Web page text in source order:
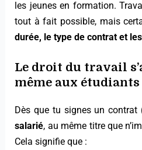
les jeunes en formation.
tout à fait possible, mais
durée, le type de contrat et
Le droit du travail
même aux étudiants
Dès que tu signes un contrat
salarié, au même titre que
Cela signifie que :